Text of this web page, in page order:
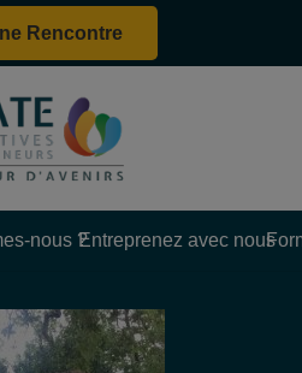
Rencontre
nous ?Entreprenez avec nous